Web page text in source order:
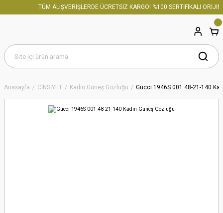
TÜM ALIŞVERİŞLERDE ÜCRETSİZ KARGO! %100 SERTİFİKALI
Anasayfa CİNSİYET Kadın Güneş Gözlüğü Gucci 1946S 001 48-21-140